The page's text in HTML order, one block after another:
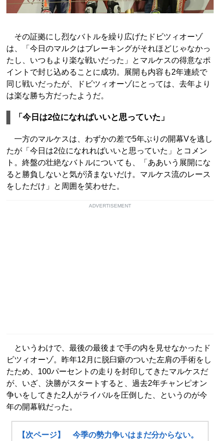
その証拠にし烈なバトルを繰り広げたドビツィオーゾ
は、「今日のマルクはブレーキングがそれほどじゃなかっ
たし、いつもより楽な戦いだった」とマルケスの得意なポ
イントで封じ込めることに成功。展開も内容も2年連続で
同じ戦いだったが、ドビツィオーゾにとっては、去年より
は楽な勝ち方だったようだ。
「今日は2位になればいいと思っていた」
一方のマルケスは、わずかの差で5年ぶりの開幕Vを逃し
たが「今日は2位になれればいいと思っていた」とコメン
ト。終盤の壮絶なバトルについても、「ああいう展開にな
ると勝負しないと気が済まないだけ。マルケス流のレース
をしただけ」と周囲を笑わせた。
ADVERTISEMENT
というわけで、最後の最後まで手の内を見せなかったド
ビツィオーゾ。昨年12月に脱臼癖のついた左肩の手術をし
たため、100パーセントの走りを封印してきたマルケスだ
が、いざ、決勝がスタートすると、過去2年チャンピオン
争いをしてきた2人がライバルを圧倒した、というのが今
年の開幕戦だった。
【次ページ】 今季の勢力争いはまだ分からない。